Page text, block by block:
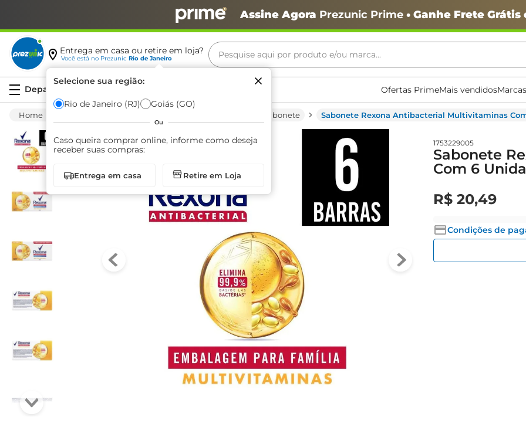
Assine Agora Prezunic Prime• Ganhe Frete Grátis
Entrega em casa ou retire em loja?
Você está no Prezunic Rio de Janeiro
Selecione sua região:
Rio de Janeiro (RJ) Goiás (GO)
Ou
Caso queira comprar online, informe como deseja
receber suas compras:
Entrega em casa Retire em Loja
Pesquise aqui por produto e/ou marca...
Ofertas PrimeMais vendidos
Sabonete Sabonete Rexona Antibacterial Multivitaminas
1753229005
Sabonete
Com 6
R$ 20,49
Condições de
Termos mais buscados
café
arroz
azeite
biscoito
cerveja
iogurte
papel higiênico